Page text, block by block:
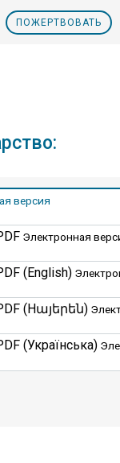
ПOЖЕРТВОВАТЬ
версия
Электронная
(English)
(Hայերեն)
(Українська)